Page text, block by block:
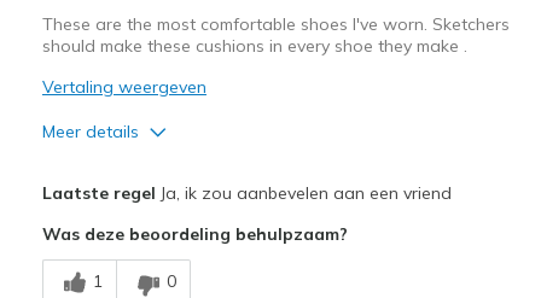
These are the most comfortable shoes I've worn. Sketchers
should make these cushions in every shoe they make .
Vertaling weergeven
Meer details
Comfortable
Laatste regel Ja, ik zou aanbevelen aan een vriend
Was deze beoordeling behulpzaam?
1 0